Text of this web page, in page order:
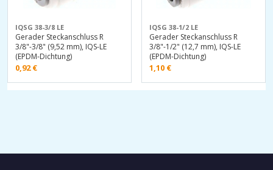
IQSG 38-3/8 LE
Gerader Steckanschluss R
3/8"-3/8" (9,52 mm), IQS-LE
(EPDM-Dichtung)
0,92€
IQSG 38-1/2 LE
Gerader Steckanschluss R
3/8"-1/2" (12,7 mm), IQS-LE
(EPDM-Dichtung)
1,10 €